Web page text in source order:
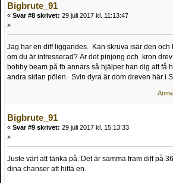
Bigbrute_91
« Svar #8 skrivet: 29 juli 2017 kl. 11:13:47
»
Jag har en diff liggandes. Kan skruva isär den och
om du är intresserad? Är det pinjong och kron
bobby beam på fb annars så hjälper han dig att få
andra sidan pölen. Svin dyra är dom dreven här i
Bigbrute_91
« Svar #9 skrivet: 29 juli 2017 kl. 15:13:33
»
Juste värt att tänka på. Det är samma fram diff på
dina chanser att hitta en.